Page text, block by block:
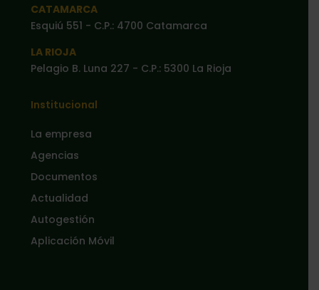
CATAMARCA
Esquiú 551 - C.P.: 4700 Catamarca
LA RIOJA
Pelagio B. Luna 227 - C.P.: 5300 La Rioja
Institucional
La empresa
Agencias
Documentos
Actualidad
Autogestión
Aplicación Móvil